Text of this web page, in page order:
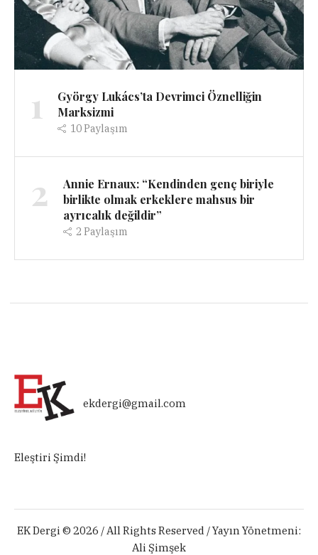
1
György Lukács’ta Devrimci Öznelliğin
Marksizmi
10Paylaşım
2
Annie Ernaux: “Kendinden genç biriyle
birlikte olmak erkeklere mahsus bir
ayrıcalık değildir”
2 Paylaşım
ekdergi@gmail.com
Eleştiri Şimdi!
EK Dergi © 2026 / All Rights Reserved / Yayın Yönetmeni:
Ali Şimşek